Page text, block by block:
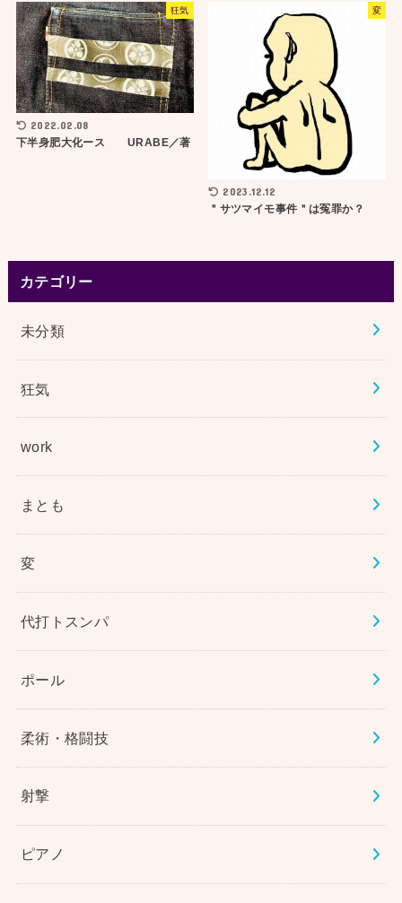
狂気
2022.02.08
下半身肥大化ース URABE／著
変
2023.12.12
＂サツマイモ事件＂は冤罪か？
カテゴリー
未分類
狂気
work
まとも
変
代打トスンパ
ポール
柔術・格闘技
射撃
ピアノ